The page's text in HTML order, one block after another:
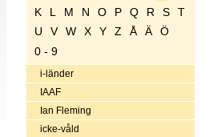
K
L M N O P Q R S
T
U
V W X Y Z Å Ä
Ö
0 - 9
i-länder
IAAF
Ian Fleming
icke-våld